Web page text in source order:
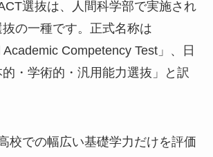
選抜は、人間科学部で実施され
の一種です。正式名称は
Academic Competency Test」、日
・学術的・汎用能力選抜」と訳
校での幅広い基礎学力だけを評価